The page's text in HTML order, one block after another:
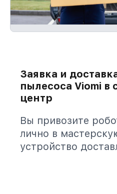
Заявка и
пылесоса Viomi в
центр
Вы привозите
лично в
устройство